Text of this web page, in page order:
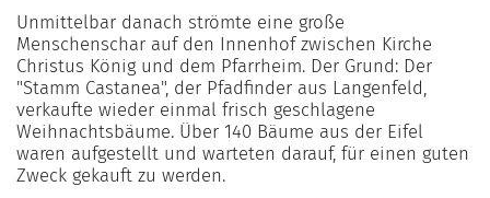
Unmittelbar danach strömte eine große
Menschenschar auf den Innenhof zwischen Kirche
Christus König und dem Pfarrheim. Der Grund: Der
"Stamm Castanea", der Pfadfinder aus Langenfeld,
verkaufte wieder einmal frisch geschlagene
Weihnachtsbäume. Über 140 Bäume aus der Eifel
waren aufgestellt und warteten darauf, für einen guten
Zweck gekauft zu werden.